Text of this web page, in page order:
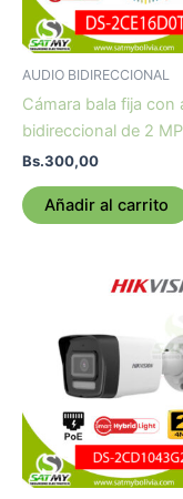
AUDIO BIDIRECCIONAL
Cámara bala fija con
bidireccional de 2 MP
Bs.300,00
Añadir al carrito